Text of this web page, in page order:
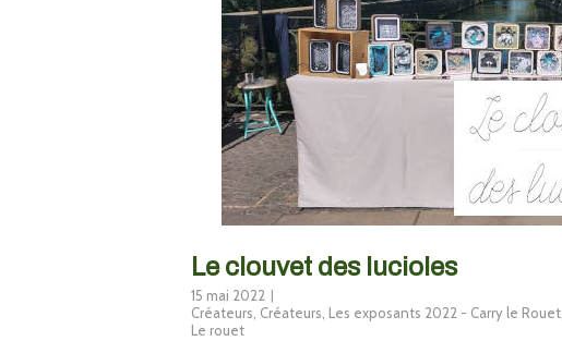
Le clouvet des lucioles
15 mai 2022
Créateurs Créateurs Les exposants 2022 - Carry le Rouet
Le rouet